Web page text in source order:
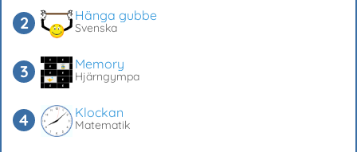
Hänga gubbe
Svenska
Memory
Hjärngympa
Klockan
Matematik